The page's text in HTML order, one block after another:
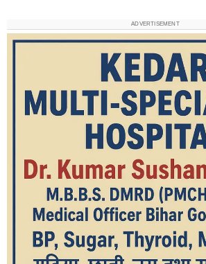
ADVERTISEMENT